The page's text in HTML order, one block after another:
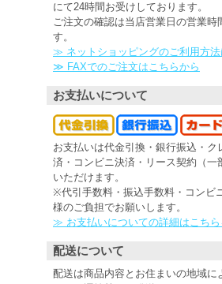
にて24時間お受けしております。
ご注文の確認は当店営業日の営業時
す。
≫ ネットショッピングのご利用方
≫ FAXでのご注文はこちらから
お支払いについて
お支払いは代金引換・銀行振込・ク
済・コンビニ決済・リース契約（一
いただけます。
※代引手数料・振込手数料・コンビ
様のご負担でお願いします。
≫ お支払いについての詳細はこち
配送について
配送は商品内容とお住まいの地域に